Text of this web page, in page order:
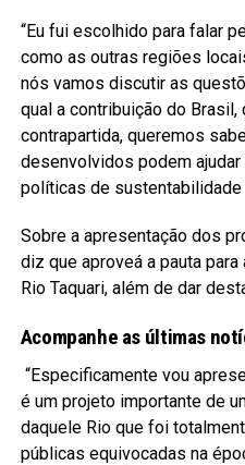
“Eu fui escolhido para falar
como as outras regiões
nós vamos discutir as
qual a contribuição do Brasil,
contrapartida, queremos
desenvolvidos podem
políticas de sustentabilidade
Sobre a apresentação dos
diz que aproveá a pauta
Rio Taquari, além de dar
Acompanhe as últimas
“Especificamente vou
é um projeto importante de
daquele Rio que foi
públicas equivocadas na